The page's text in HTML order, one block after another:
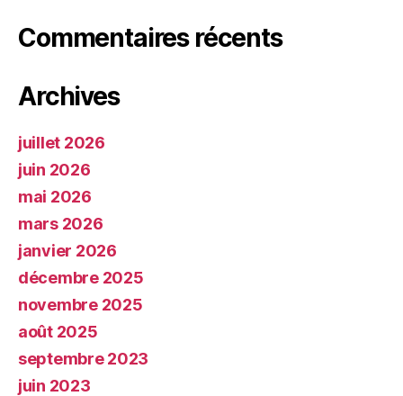
Commentaires récents
Archives
juillet 2026
juin 2026
mai 2026
mars 2026
janvier 2026
décembre 2025
novembre 2025
août 2025
septembre 2023
juin 2023